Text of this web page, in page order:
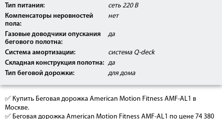
Тип питания:
сеть 220 В
Компенсаторы неровностей
пола:
нет
Газовые доводчики опускания
бегового полотна:
да
Система амортизации:
система Q-deck
Складная конструкция полотна: да
Тип беговой дорожки:
для дома
✅ Купить Беговая дорожка American Motion Fitness AMF-AL1 в
Москве.
✅ Беговая дорожка American Motion Fitness AMF-AL1 по цене 74 380